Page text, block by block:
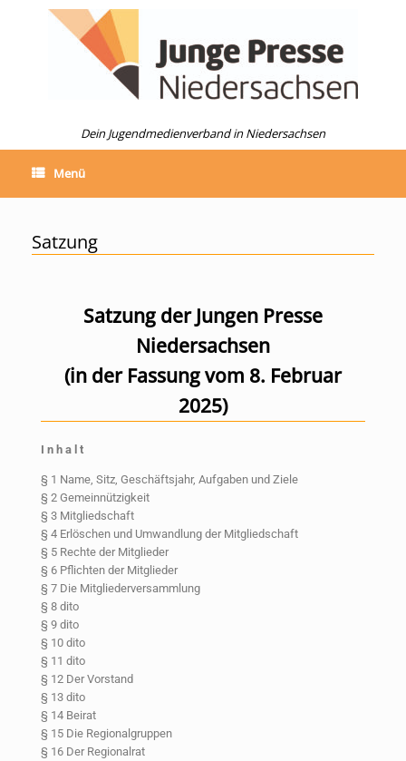
Dein Jugendmedienverband in Niedersachsen
Menü
Satzung
Satzung der Jungen Presse
Niedersachsen
(in der Fassung vom 8. Februar
2025)
I n h a l t
§ 1 Name, Sitz, Geschäftsjahr, Aufgaben und Ziele
§ 2 Gemeinnützigkeit
§ 3 Mitgliedschaft
§ 4 Erlöschen und Umwandlung der Mitgliedschaft
§ 5 Rechte der Mitglieder
§ 6 Pflichten der Mitglieder
§ 7 Die Mitgliederversammlung
§ 8 dito
§ 9 dito
§ 10 dito
§ 11 dito
§ 12 Der Vorstand
§ 13 dito
§ 14 Beirat
§ 15 Die Regionalgruppen
§ 16 Der Regionalrat